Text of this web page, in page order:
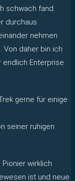
schwach fand.
durchaus
nehmen
Von daher bin ich
endlich Enterprise
gerne für einige
seiner ruhigen
wirklich
ist und neue